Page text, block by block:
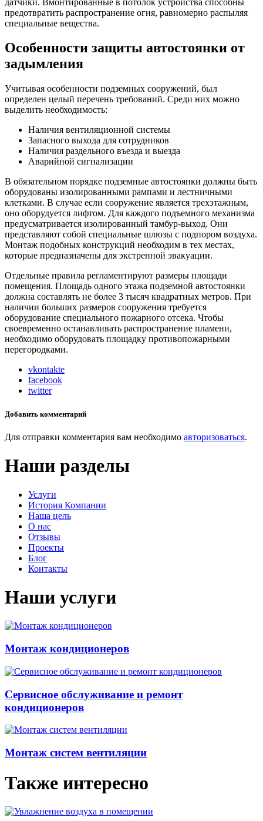
предотвратить распространение огня, равномерно распыляя
специальные вещества.
Особенности защиты автостоянки от
задымления
Учитывая особенности подземных сооружений, был
определен целый перечень требований. Среди них можно
выделить необходимость:
Наличия вентиляционной системы
Запасного выхода для сотрудников
Наличия раздельного въезда и выезда
Аварийной сигнализации
В обязательном порядке подземные автостоянки должны быть
оборудованы изолированными рампами и лестничными
клетками. В случае если сооружение является трехэтажным,
оно оборудуется лифтом. Для каждого подъемного механизма
предусматривается изолированный тамбур-выход. Они
представляют собой специальные шлюзы с подпором воздуха.
Монтаж подобных конструкций необходим в тех местах,
которые предназначены для экстренной эвакуации.
Отдельные правила регламентируют размеры площади
помещения. Площадь одного этажа подземной автостоянки
должна составлять не более 3 тысяч квадратных метров. При
наличии больших размеров сооружения требуется
оборудование специального пожарного отсека. Чтобы
своевременно останавливать распространение пламени,
необходимо оборудовать площадку противопожарными
перегородками.
vkontakte
facebook
twitter
Добавить комментарий
Для отправки комментария вам необходимо авторизоваться.
Наши разделы
Услуги
История Компании
Наша цель
О нас
Отзывы
Проекты
Блог
Контакты
Наши услуги
Монтаж кондиционеров
Сервисное обслуживание и ремонт
кондиционеров
Монтаж систем вентиляции
Также интересно